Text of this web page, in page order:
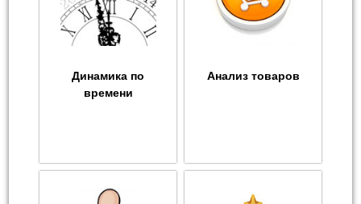
Динамика по
времени
Анализ товаров